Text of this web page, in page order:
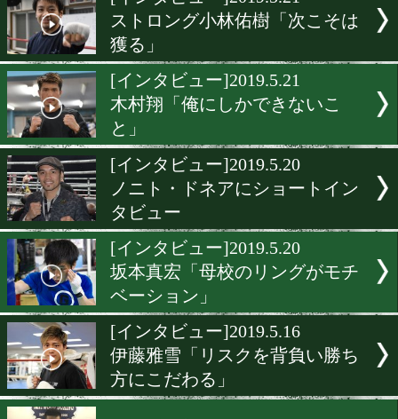
[WOWOWインタビュ
ー]2019.5.22
伊藤雅雪vs五輪戦士ヘリン
山中慎介氏が展望!
[インタビュー]2019.5.21
ストロング小林佑樹「次こ
獲る」
[インタビュー]2019.5.21
木村翔「俺にしかできない
と」
[インタビュー]2019.5.20
ノニト・ドネアにショート